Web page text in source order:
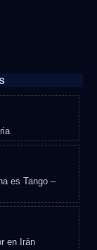
es Tango –
en Irán